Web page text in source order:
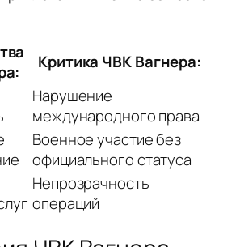
Критика ЧВК Вагнера:
Нарушение
международного права
Военное участие без
официального статуса
Непрозрачность
операций